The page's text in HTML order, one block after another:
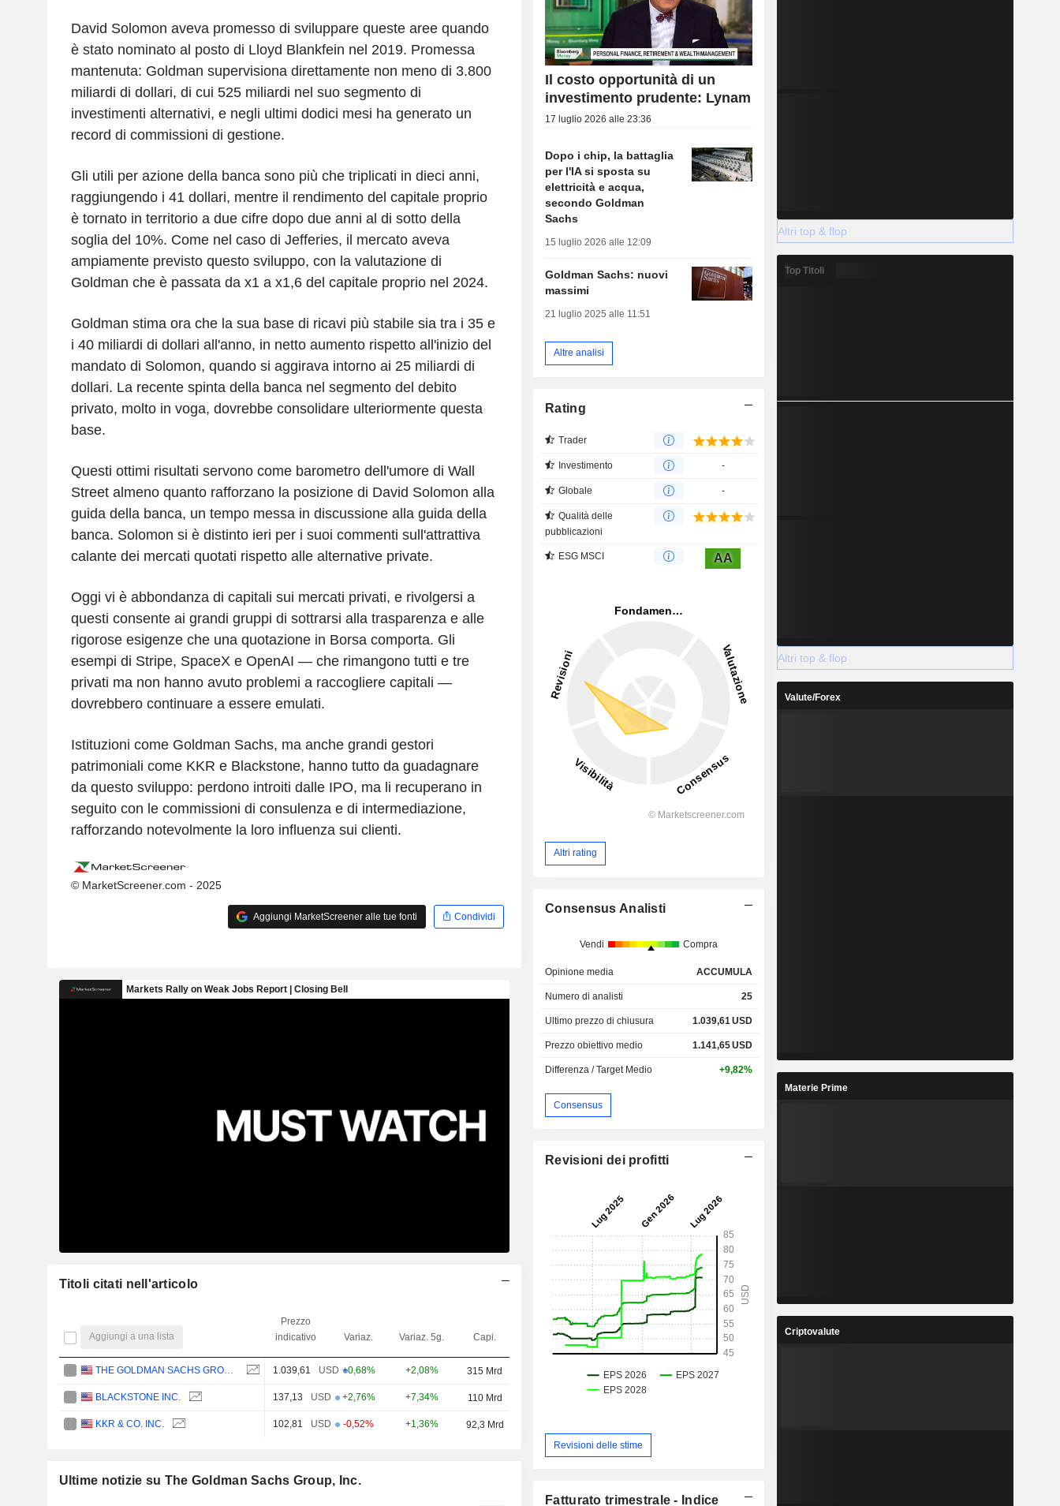
David Solomon aveva promesso di sviluppare queste aree quando
è stato nominato al posto di Lloyd Blankfein nel 2019. Promessa
mantenuta: Goldman supervisiona direttamente non meno di 3.800
miliardi di dollari, di cui 525 miliardi nel suo segmento di
investimenti alternativi, e negli ultimi dodici mesi ha generato un
record di commissioni di gestione.
Gli utili per azione della banca sono più che triplicati in dieci anni,
raggiungendo i 41 dollari, mentre il rendimento del capitale proprio
è tornato in territorio a due cifre dopo due anni al di sotto della
soglia del 10%. Come nel caso di Jefferies, il mercato aveva
ampiamente previsto questo sviluppo, con la valutazione di
Goldman che è passata da x1 a x1,6 del capitale proprio nel 2024.
Goldman stima ora che la sua base di ricavi più stabile sia tra i 35 e
i 40 miliardi di dollari all'anno, in netto aumento rispetto all'inizio del
mandato di Solomon, quando si aggirava intorno ai 25 miliardi di
dollari. La recente spinta della banca nel segmento del debito
privato, molto in voga, dovrebbe consolidare ulteriormente questa
base.
Questi ottimi risultati servono come barometro dell'umore di Wall
Street almeno quanto rafforzano la posizione di David Solomon alla
guida della banca, un tempo messa in discussione alla guida della
banca. Solomon si è distinto ieri per i suoi commenti sull'attrattiva
calante dei mercati quotati rispetto alle alternative private.
Oggi vi è abbondanza di capitali sui mercati privati, e rivolgersi a
questi consente ai grandi gruppi di sottrarsi alla trasparenza e alle
rigorose esigenze che una quotazione in Borsa comporta. Gli
esempi di Stripe, SpaceX e OpenAI — che rimangono tutti e tre
privati ma non hanno avuto problemi a raccogliere capitali —
dovrebbero continuare a essere emulati.
Istituzioni come Goldman Sachs, ma anche grandi gestori
patrimoniali come KKR e Blackstone, hanno tutto da guadagnare
da questo sviluppo: perdono introiti dalle IPO, ma li recuperano in
seguito con le commissioni di consulenza e di intermediazione,
rafforzando notevolmente la loro influenza sui clienti.
© MarketScreener.com - 2025
Aggiungi MarketScreener alle tue fonti Condividi
Titoli citati nell'articolo
Aggiungi a una lista
Prezzo
indicativo
Variaz. Variaz. 5g. Capi.
1.039,61 USD +0,68% +2,08% 315 Mrd
BLACKSTONE INC. 137,13 USD +2,76% +7,34% 110 Mrd
KKR & CO. INC. 102,81 USD -0,52% +1,36% 92,3 Mrd
Ultime notizie su The Goldman Sachs Group, Inc.
Il costo opportunità di un
investimento prudente: Lynam
17 luglio 2026 alle 23:36
Dopo i chip, la battaglia
per l'IA si sposta su
elettricità e acqua,
secondo Goldman
Sachs
15 luglio 2026 alle 12:09
Goldman Sachs: nuovi
massimi
21 luglio 2025 alle 11:51
Altre analisi
Rating
Trader
Investimento -
Globale -
Qualità delle
pubblicazioni
ESG MSCI AA
Altri rating
Consensus Analisti
Vendi Compra
Opinione media ACCUMULA
Numero di analisti 25
Ultimo prezzo di chiusura 1.039,61USD
Prezzo obiettivo medio 1.141,65USD
Differenza / Target Medio +9,82%
Consensus
Revisioni dei profitti
Revisioni delle stime
Fatturato trimestrale - Indice
Altri top & flop
Top Titoli
Altri top & flop
Valute/Forex
Materie Prime
Criptovalute